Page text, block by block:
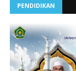
PENDIDIKAN